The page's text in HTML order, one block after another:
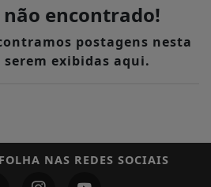
encontrado!
postagens nesta
serem exibidas aqui.
NAS REDES SOCIAIS